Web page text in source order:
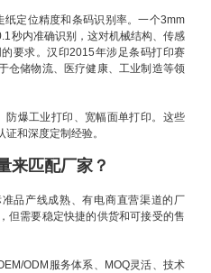
纸定位精度和条码识别率。一个3mm
秒内准确识别，这对机械结构、传感
要求。汉印2015年涉足条码打印赛
仓储物流、医疗健康、工业制造等领
防爆工业打印、宽幅面单打印。这些
和深度定制经验。
来匹配厂家？
品产线成熟、有电商直营渠道的厂
但需要稳定快捷的供货和可接受的售
ODM服务体系、MOQ灵活、技术